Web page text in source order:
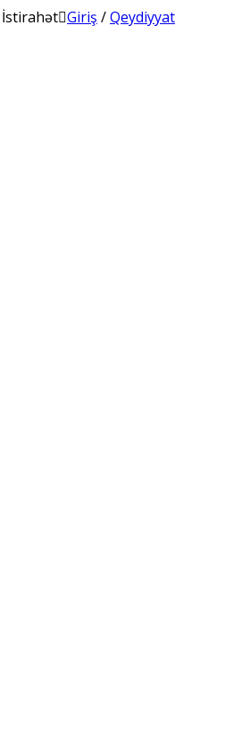
İstirahət Giriş /Qeydiyyat